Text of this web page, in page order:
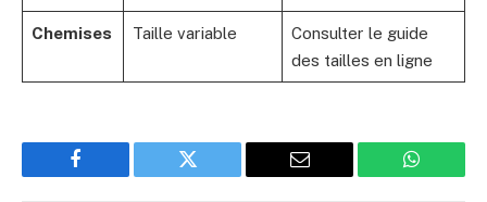
Chemises Taille variable
Consulter le guide
des tailles en ligne
Facebook Twitter Email